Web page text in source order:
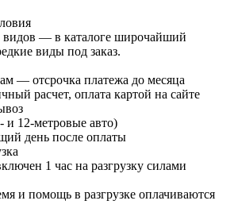
видов — в каталоге широчайший
виды под заказ.
— отсрочка платежа до месяца
расчет, оплата картой на сайте
и 12-метровые авто)
день после оплаты
1 час на разгрузку силами
и помощь в разгрузке оплачиваются